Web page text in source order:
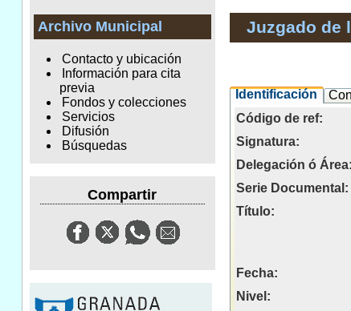
Archivo Municipal
Contacto y ubicación
Información para cita
previa
Fondos y colecciones
Servicios
Difusión
Búsquedas
Compartir
Juzgado de
Identificación
Código de ref:
Signatura:
Delegación ó Área:
Serie Documental:
Título:
Fecha:
Nivel: